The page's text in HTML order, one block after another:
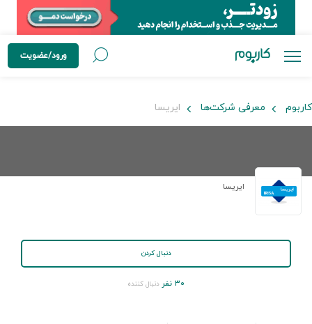
ورود/عضویت
کاربوم معرفی شرکت‌ها ایریسا
ایریسا
دنبال کردن
۳۰ نفر دنبال کننده